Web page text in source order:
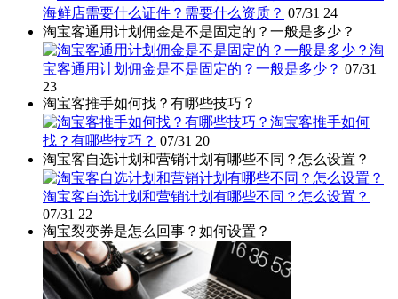
海鲜店需要什么证件？需要什么资质？ 07/31 24
淘宝客通用计划佣金是不是固定的？一般是多少？
淘
宝客通用计划佣金是不是固定的？一般是多少？ 07/31
23
淘宝客推手如何找？有哪些技巧？
淘宝客推手如何
找？有哪些技巧？ 07/31 20
淘宝客自选计划和营销计划有哪些不同？怎么设置？
淘宝客自选计划和营销计划有哪些不同？怎么设置？
07/31 22
淘宝裂变券是怎么回事？如何设置？